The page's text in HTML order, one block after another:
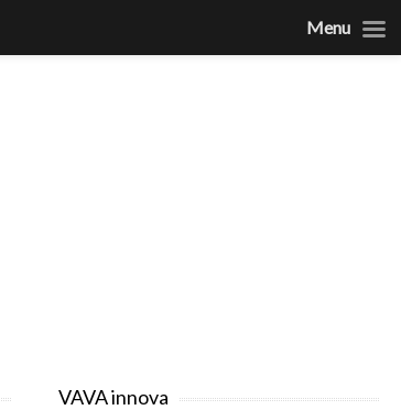
VAVA innova
Menu